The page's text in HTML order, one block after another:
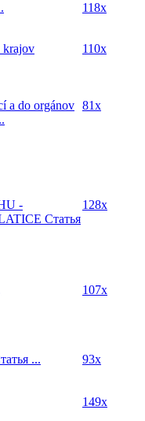
118x
krajov
110x
a do orgánov 81x
-
Статья
128x
107x
... 93x
149x